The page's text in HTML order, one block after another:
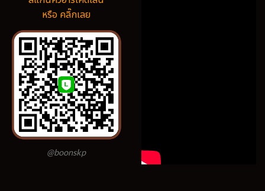
หรือ คลิ๊กเลย
@boonskp